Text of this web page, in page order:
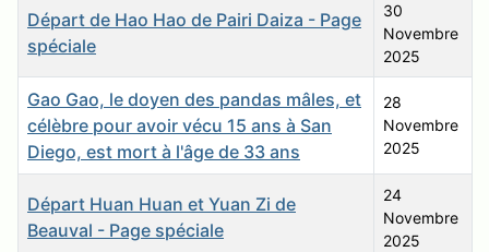
Départ de Hao Hao de Pairi Daiza - Page
spéciale
30
Novembre
2025
Gao Gao, le doyen des pandas mâles, et
célèbre pour avoir vécu 15 ans à San
Diego, est mort à l'âge de 33 ans
28
Novembre
2025
Départ Huan Huan et Yuan Zi de
Beauval - Page spéciale
24
Novembre
2025